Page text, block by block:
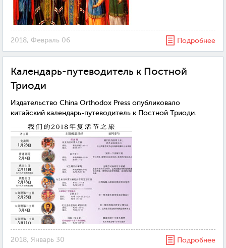
2018, Февраль 06 Подробнее
Календарь-путеводитель к Постной
Триоди
Издательство China Orthodox Press опубликовало
китайский календарь-путеводитель к Постной Триоди.
2018, Январь 30 Подробнее